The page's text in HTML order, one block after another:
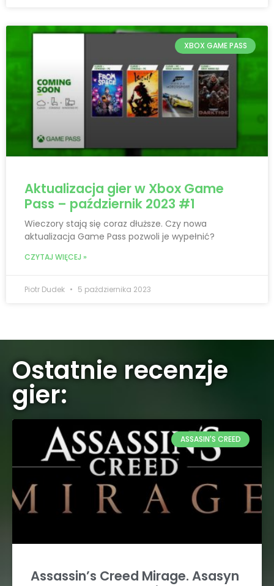
XBOX GAME PASS
Aktualizacja gier w Xbox Game
Pass – październik 2023 #1
Wieczory stają się coraz dłuższe. Czy nowa
aktualizacja Game Pass pozwoli je wypełnić?
CZYTAJ WIĘCEJ »
Piotr Dudek 5 października 2023
Ostatnie recenzje
gier:
ASSASIN'S CREED
Assassin’s Creed Mirage. Asasyn